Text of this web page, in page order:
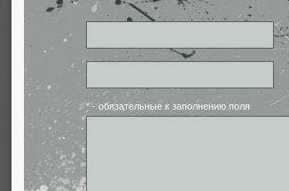
* - обязательные к заполнению поля